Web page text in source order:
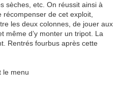
sèches, etc. On réussit ainsi à
de cet exploit,
les deux colonnes, de jouer aux
même d’y monter un tripot. La
Rentrés fourbus après cette
le menu